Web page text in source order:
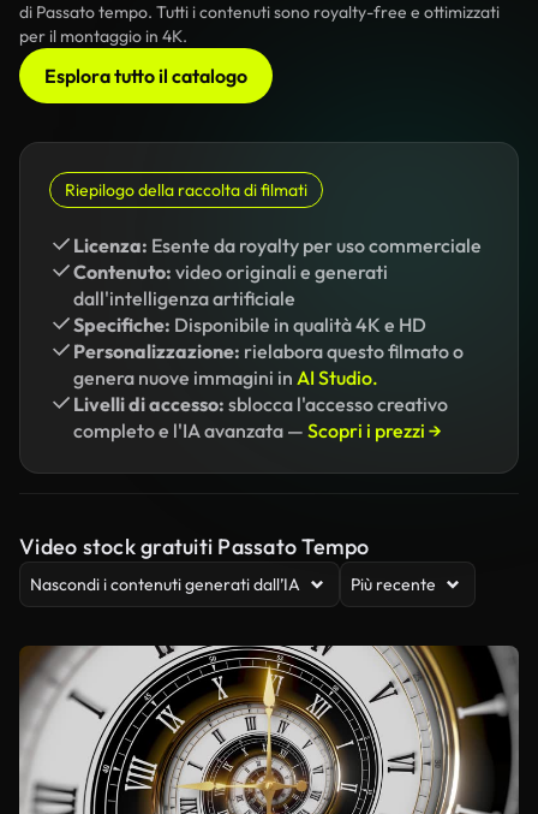
di Passato tempo. Tutti i contenuti sono royalty-free e ottimizzati
per il montaggio in 4K.
Esplora tutto il catalogo
Riepilogo della raccolta di filmati
Licenza: Esente da royalty per uso commerciale
Contenuto: video originali e generati
dall'intelligenza artificiale
Specifiche: Disponibile in qualità 4K e HD
Personalizzazione: rielabora questo filmato o
genera nuove immagini in AI Studio.
Livelli di accesso: sblocca l'accesso creativo
completo e l'IA avanzata — Scopri i prezzi →
Video stock gratuiti Passato Tempo
Nascondi i contenuti generati dall’IA Più recente